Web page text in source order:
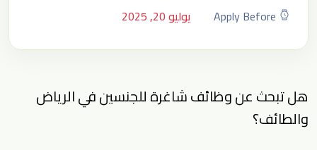
Apply Before
يوليو 20, 2025
هل تبحث عن وظائف شاغرة للجنسين في الرياض
والطائف؟